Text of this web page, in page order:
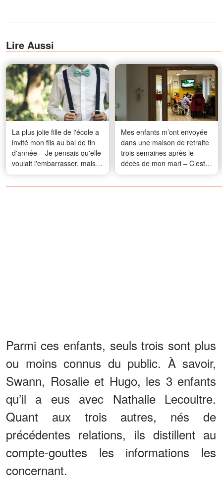
Lire Aussi
La plus jolie fille de l'école a
invité mon fils au bal de fin
d'année – Je pensais qu'elle
voulait l'embarrasser, mais la
vraie raison m'a laissée sans
voix
Mes enfants m’ont envoyée
dans une maison de retraite
trois semaines après le
décès de mon mari – C’est
alors qu’un inconnu est
arrivé et m’a dit : « Votre
Parmi ces enfants, seuls trois sont plus
ou moins connus du public. À savoir,
Swann, Rosalie et Hugo, les 3 enfants
qu’il a eus avec Nathalie Lecoultre.
Quant aux trois autres, nés de
précédentes relations, ils distillent au
compte-gouttes les informations les
concernant.